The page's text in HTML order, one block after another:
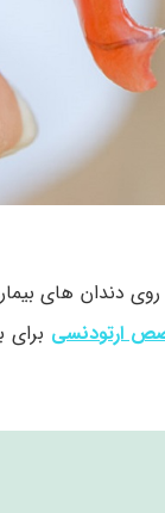
دندان های
ارتودنسی برای